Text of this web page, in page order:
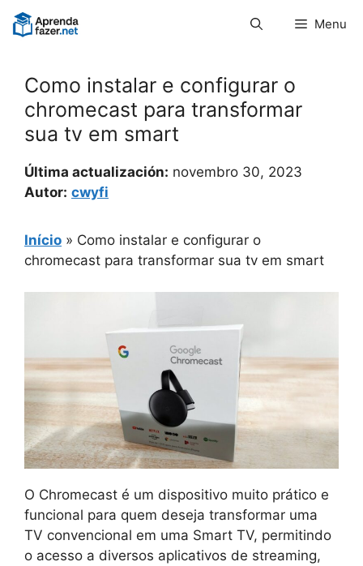
Pular
para
Menu
Como instalar e configurar o
chromecast para transformar
sua tv em smart
Última actualización: novembro 30, 2023
Autor: cwyfi
Início » Como instalar e configurar o
chromecast para transformar sua tv em smart
O Chromecast é um dispositivo muito prático e
funcional para quem deseja transformar uma
TV convencional em uma Smart TV, permitindo
o acesso a diversos aplicativos de streaming,